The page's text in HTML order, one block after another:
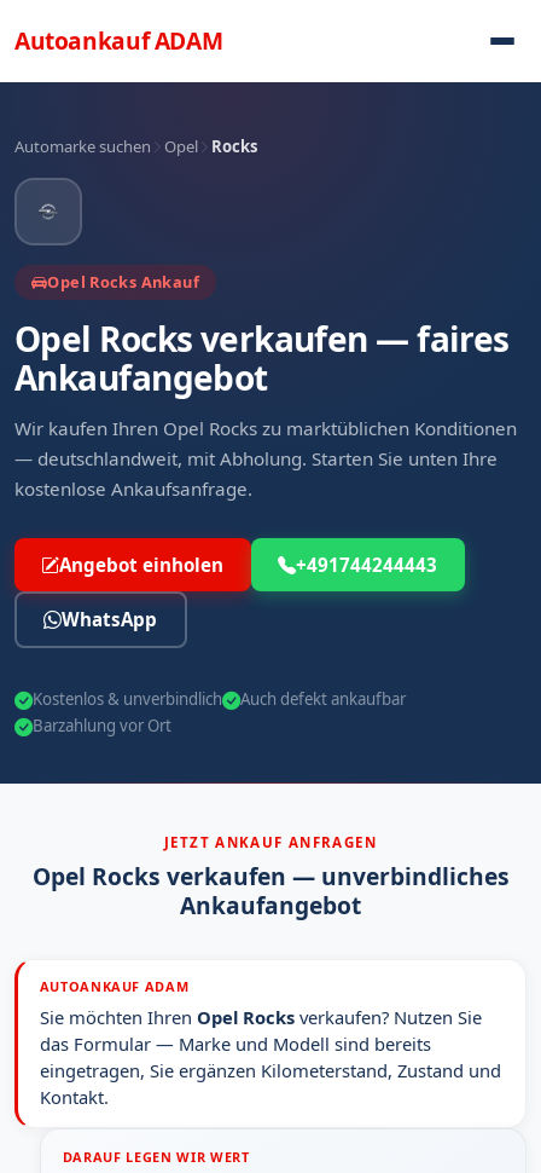
AutoankaufADAM
Automarke suchen Opel Rocks
Opel Rocks Ankauf
Opel Rocks verkaufen — faires
Ankaufangebot
Wir kaufen Ihren Opel Rocks zu marktüblichen Konditionen
— deutschlandweit, mit Abholung. Starten Sie unten Ihre
kostenlose Ankaufsanfrage.
Angebot einholen +491744244443
WhatsApp
Kostenlos & unverbindlich
Auch defekt ankaufbar
Barzahlung vor Ort
JETZT ANKAUF ANFRAGEN
Opel Rocks verkaufen — unverbindliches
Ankaufangebot
AUTOANKAUF ADAM
Sie möchten Ihren Opel Rocksverkaufen? Nutzen Sie
das Formular — Marke und Modell sind bereits
eingetragen, Sie ergänzen Kilometerstand, Zustand und
Kontakt.
DARAUF LEGEN WIR WERT